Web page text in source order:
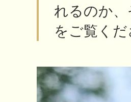
れるのか
をご覧くだ